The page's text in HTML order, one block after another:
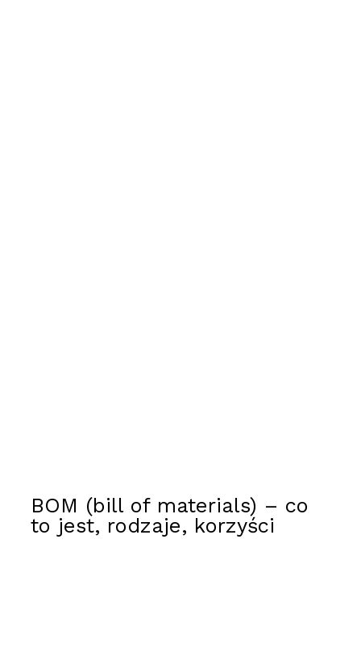
BOM (bill of materials) – co
to jest, rodzaje, korzyści